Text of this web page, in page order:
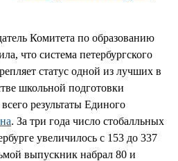
Комитета по образованию
что система петербургского
статус одной из лучших в
школьной подготовки
результаты Единого
. За три года число стобалльных
увеличилось с 153 до 337
выпускник набрал 80 и